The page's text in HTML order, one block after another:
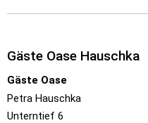
Gäste Oase Hauschka
Gäste Oase
Petra Hauschka
Unterntief 6